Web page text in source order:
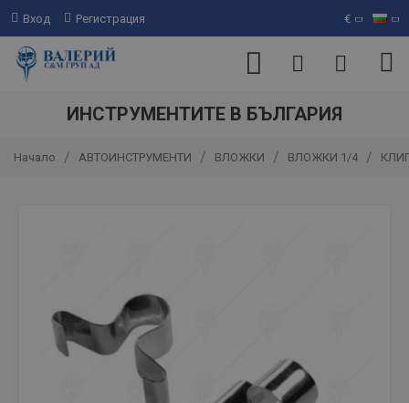
Вход Регистрация €
ИНСТРУМЕНТИТЕ В БЪЛГАРИЯ
Начало АВТОИНСТРУМЕНТИ ВЛОЖКИ ВЛОЖКИ 1/4